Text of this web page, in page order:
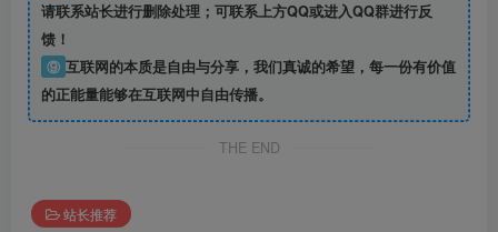
请联系站长进行删除处理；可联系上方QQ或进入QQ群进行反
馈！
⑨ 互联网的本质是自由与分享，我们真诚的希望，每一份有价值
的正能量能够在互联网中自由传播。
THE END
站长推荐